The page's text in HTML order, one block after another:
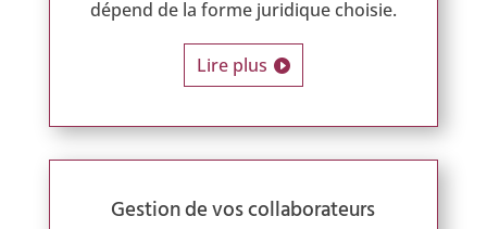
dépend de la forme juridique choisie.
Lire plus
Gestion de vos collaborateurs